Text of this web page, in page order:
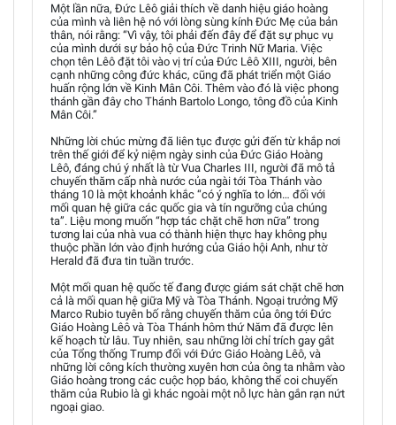
Một lần nữa, Đức Lêô giải thích về danh hiệu giáo hoàng
của mình và liên hệ nó với lòng sùng kính Đức Mẹ của bản
thân, nói rằng: “Vì vậy, tôi phải đến đây để đặt sự phục vụ
của mình dưới sự bảo hộ của Đức Trinh Nữ Maria. Việc
chọn tên Lêô đặt tôi vào vị trí của Đức Lêô XIII, người, bên
cạnh những công đức khác, cũng đã phát triển một Giáo
huấn rộng lớn về Kinh Mân Côi. Thêm vào đó là việc phong
thánh gần đây cho Thánh Bartolo Longo, tông đồ của Kinh
Mân Côi.”
Những lời chúc mừng đã liên tục được gửi đến từ khắp nơi
trên thế giới để kỷ niệm ngày sinh của Đức Giáo Hoàng
Lêô, đáng chú ý nhất là từ Vua Charles III, người đã mô tả
chuyến thăm cấp nhà nước của ngài tới Tòa Thánh vào
tháng 10 là một khoảnh khắc “có ý nghĩa to lớn… đối với
mối quan hệ giữa các quốc gia và tín ngưỡng của chúng
ta”. Liệu mong muốn “hợp tác chặt chẽ hơn nữa” trong
tương lai của nhà vua có thành hiện thực hay không phụ
thuộc phần lớn vào định hướng của Giáo hội Anh, như tờ
Herald đã đưa tin tuần trước.
Một mối quan hệ quốc tế đang được giám sát chặt chẽ hơn
cả là mối quan hệ giữa Mỹ và Tòa Thánh. Ngoại trưởng Mỹ
Marco Rubio tuyên bố rằng chuyến thăm của ông tới Đức
Giáo Hoàng Lêô và Tòa Thánh hôm thứ Năm đã được lên
kế hoạch từ lâu. Tuy nhiên, sau những lời chỉ trích gay gắt
của Tổng thống Trump đối với Đức Giáo Hoàng Lêô, và
những lời công kích thường xuyên hơn của ông ta nhằm vào
Giáo hoàng trong các cuộc họp báo, không thể coi chuyến
thăm của Rubio là gì khác ngoài một nỗ lực hàn gắn rạn nứt
ngoại giao.